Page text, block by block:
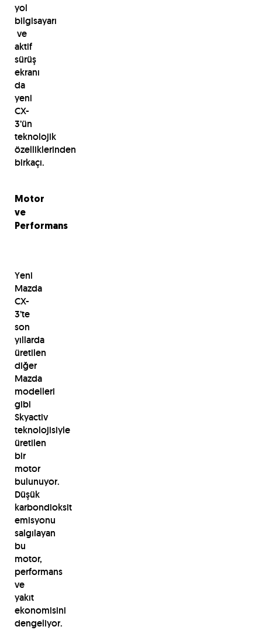
yol
bilgisayarı
ve
aktif
sürüş
ekranı
da
yeni
CX-
3’ün
teknolojik
özelliklerinden
birkaçı.
Motor
ve
Performans
Yeni
Mazda
CX-
3’te
son
yıllarda
üretilen
diğer
Mazda
modelleri
gibi
Skyactiv
teknolojisiyle
üretilen
bir
motor
bulunuyor.
Düşük
karbondioksit
emisyonu
salgılayan
bu
motor,
performans
ve
yakıt
ekonomisini
dengeliyor.